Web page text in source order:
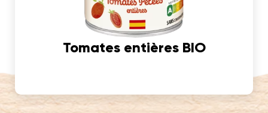
Tomates entières BIO